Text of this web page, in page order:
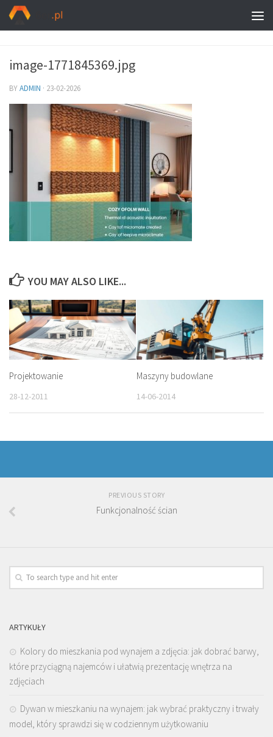
image-1771845369.jpg
BYADMIN · 23-02-2026
YOU MAY ALSO LIKE...
Projektowanie
28-12-2011
Maszyny budowlane
14-06-2014
PREVIOUS STORY
Funkcjonalność ścian
ARTYKUŁY
Kolory do mieszkania pod wynajem a zdjęcia: jak dobrać barwy,
które przyciągną najemców i ułatwią prezentację wnętrza na
zdjęciach
Dywan w mieszkaniu na wynajem: jak wybrać praktyczny i trwały
model, który sprawdzi się w codziennym użytkowaniu